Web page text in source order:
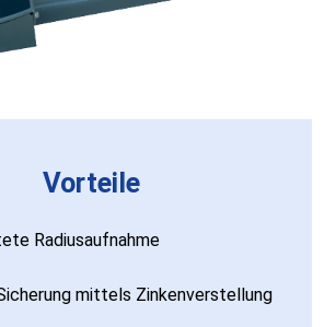
Vorteile
Radiusaufnahme
mittels Zinkenverstellung